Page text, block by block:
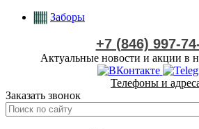
Заборы
+7 (846) 997-
Актуальные новости и акции в
Телефоны и
Заказать звонок